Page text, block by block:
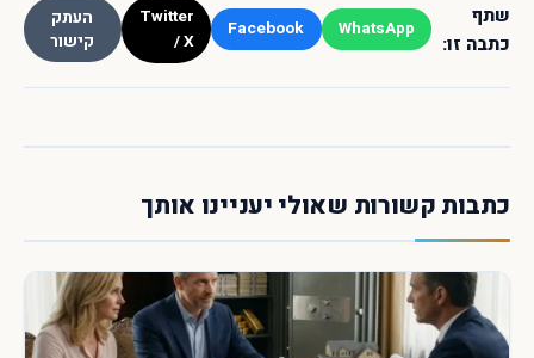
שתף
כתבה זו:
WhatsApp
Facebook
Twitter
/ X
העתק
קישור
כתבות קשורות שאולי יעניינו אותך